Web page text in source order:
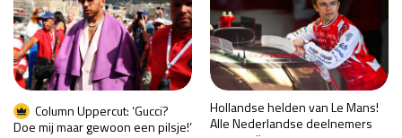
Column Uppercut: ‘Gucci?
Doe mij maar gewoon een pilsje!’
Hollandse helden van Le Mans!
Alle Nederlandse deelnemers